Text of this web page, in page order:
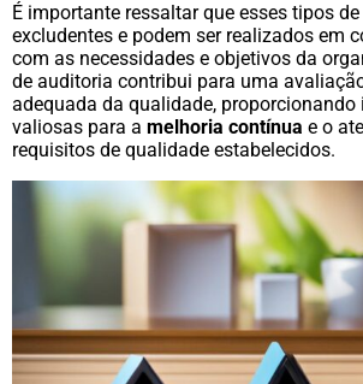
É importante ressaltar que esses tipos
excludentes e podem ser realizados em
com as necessidades e objetivos da
de auditoria contribui para uma
adequada da qualidade,
valiosas para a melhoria contínua e o
requisitos de qualidade estabelecidos.